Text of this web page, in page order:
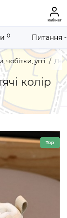
Кабінет
чобітки, уггі
колір
0 Питання
Top